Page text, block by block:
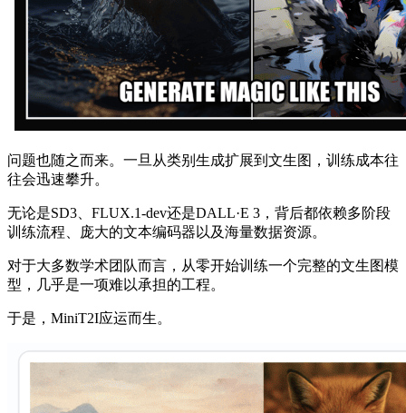
问题也随之而来。一旦从类别生成扩展到文生图，训练成本往
往会迅速攀升。
无论是SD3、FLUX.1-dev还是DALL·E 3，背后都依赖多阶段
训练流程、庞大的文本编码器以及海量数据资源。
对于大多数学术团队而言，从零开始训练一个完整的文生图模
型，几乎是一项难以承担的工程。
于是，MiniT2I应运而生。